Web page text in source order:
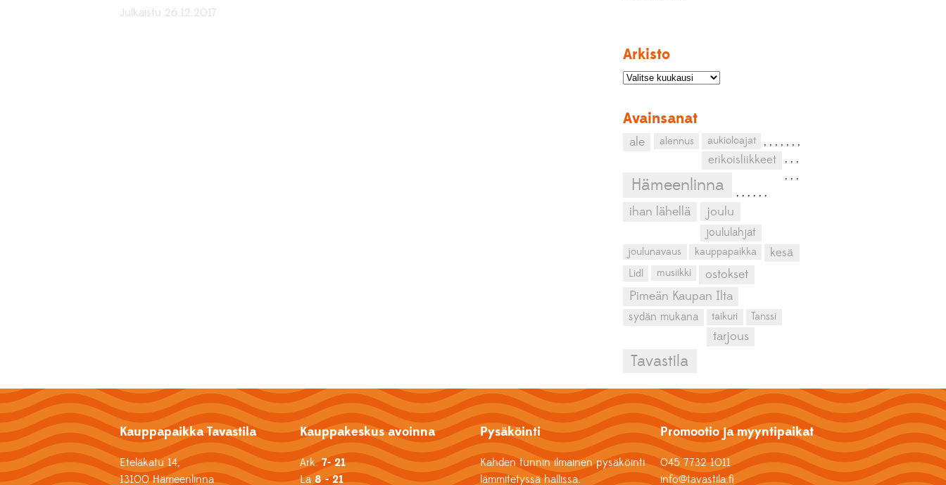
Julkaistu 26.12.2017
Arkisto
Avainsanat
ale ,
alennus ,
aukioloajat ,
erikoisliikkeet
,
Hämeenlinna
,
ihan lähellä
,
joulu
,
joululahjat
,
joulunavaus
,
kauppapaikka
,
kesä
,
Lidl
,
musiikki
,
ostokset
,
Pimeän Kaupan Ilta
,
sydän mukana
,
taikuri
,
Tanssi
,
tarjous
,
Tavastila
Kauppapaikka Tavastila
Eteläkatu 14,
13100 Hämeenlinna
Kauppakeskus avoinna
Ark.7- 21
La 8 - 21
Pysäköinti
Kahden tunnin ilmainen pysäköinti
lämmitetyssä hallissa.
Promootio ja myyntipaikat
045 7732 1011
info@tavastila.fi